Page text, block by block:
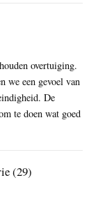
overtuiging.
we een gevoel van
De
te doen wat goed
(29)